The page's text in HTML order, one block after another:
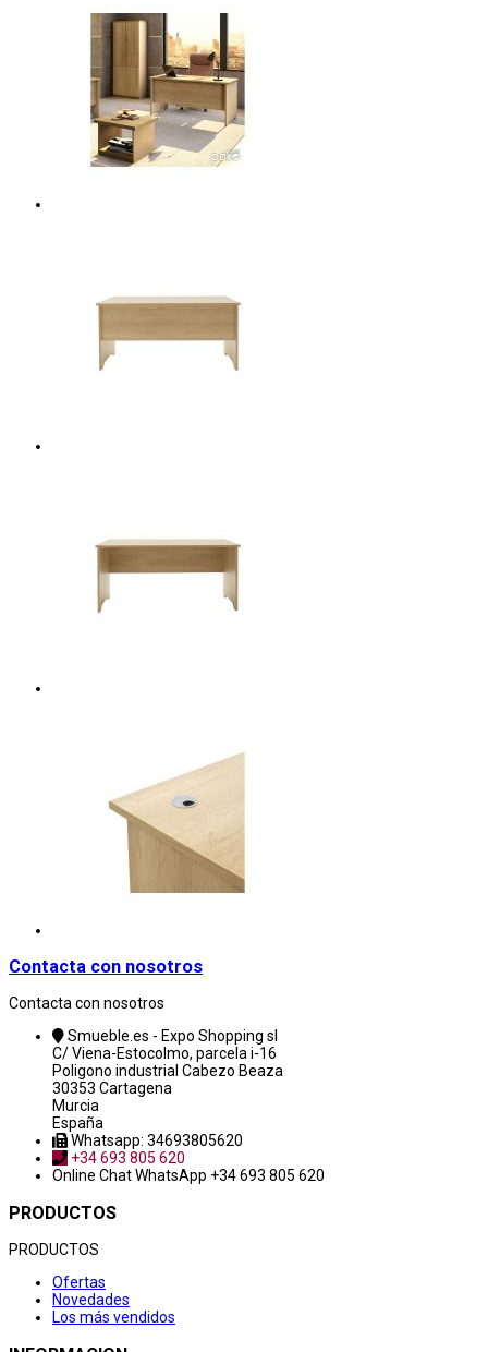
Contacta con nosotros
Contacta con nosotros
Smueble.es - Expo Shopping sl
C/ Viena-Estocolmo, parcela i-16
Poligono industrial Cabezo Beaza
30353 Cartagena
Murcia
España
Whatsapp: 34693805620
+34 693 805 620
Online ChatWhatsApp +34 693 805 620
PRODUCTOS
PRODUCTOS
Ofertas
Novedades
Los más vendidos